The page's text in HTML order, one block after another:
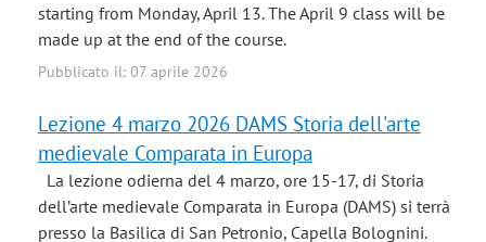
starting from Monday, April 13. The April 9 class will be
made up at the end of the course.
Pubblicato il: 07 aprile 2026
Lezione 4 marzo 2026 DAMS Storia dell'arte
medievale Comparata in Europa
La lezione odierna del 4 marzo, ore 15-17, di Storia
dell’arte medievale Comparata in Europa (DAMS) si terrà
presso la Basilica di San Petronio, Capella Bolognini.